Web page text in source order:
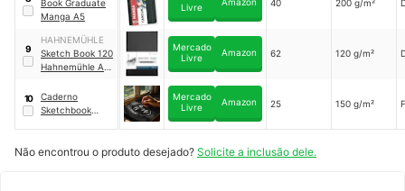
A3 Ritmo
Book Graduate
Manga A5
Livre
40 200 g/m²
9
HAHNEMÜHLE
Sketch Book 120
Hahnemühle A5
Mercado
Livre
Amazon 62 120 g/m²
10
Caderno
Sketchbook
Profissional
Mercado
Livre
Amazon 25 150 g/m²
Não encontrou o produto desejado? Solicite a inclusão dele.